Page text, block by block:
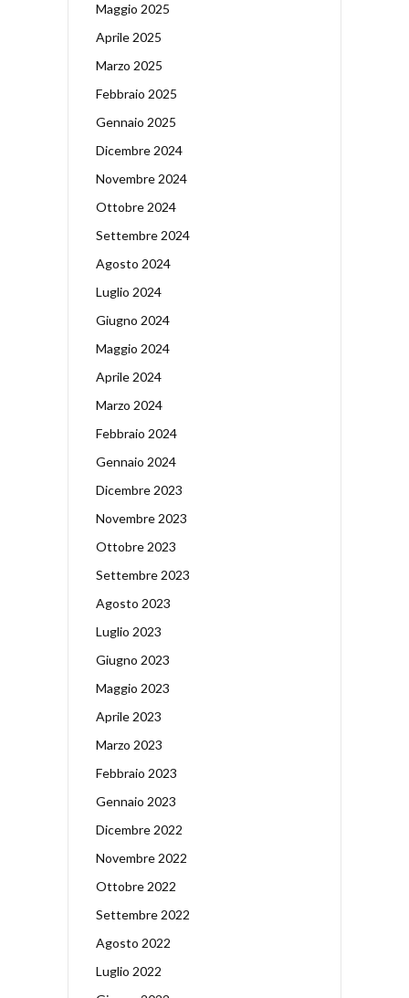
Maggio 2025
Aprile 2025
Marzo 2025
Febbraio 2025
Gennaio 2025
Dicembre 2024
Novembre 2024
Ottobre 2024
Settembre 2024
Agosto 2024
Luglio 2024
Giugno 2024
Maggio 2024
Aprile 2024
Marzo 2024
Febbraio 2024
Gennaio 2024
Dicembre 2023
Novembre 2023
Ottobre 2023
Settembre 2023
Agosto 2023
Luglio 2023
Giugno 2023
Maggio 2023
Aprile 2023
Marzo 2023
Febbraio 2023
Gennaio 2023
Dicembre 2022
Novembre 2022
Ottobre 2022
Settembre 2022
Agosto 2022
Luglio 2022